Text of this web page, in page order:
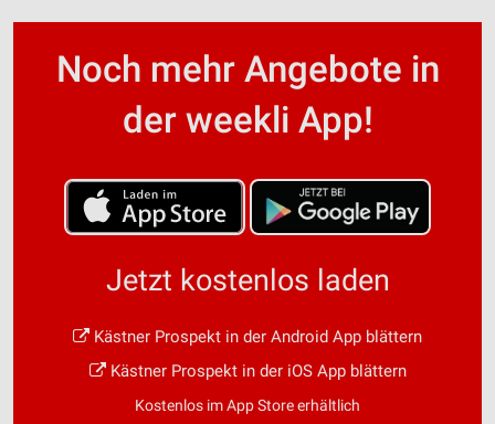
Noch mehr Angebote in
der weekli App!
Jetzt kostenlos laden
Kästner Prospekt in der Android App blättern
Kästner Prospekt in der iOS App blättern
Kostenlos im App Store erhältlich